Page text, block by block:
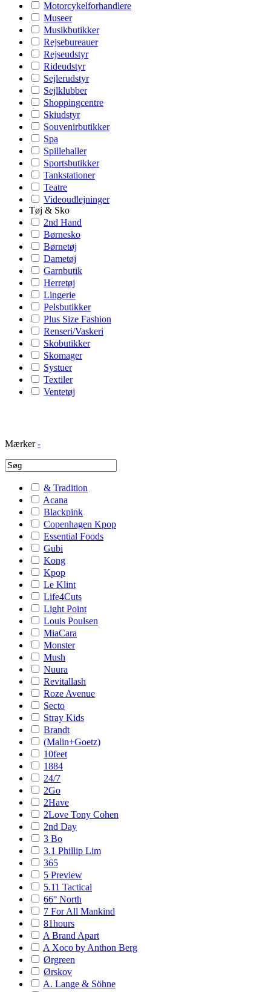
Motorcykelforhandlere
Museer
Musikbutikker
Rejsebureauer
Rejseudstyr
Rideudstyr
Sejlerudstyr
Sejlklubber
Shoppingcentre
Skiudstyr
Souvenirbutikker
Spa
Spillehaller
Sportsbutikker
Tankstationer
Teatre
Videoudlejninger
Tøj & Sko
2nd Hand
Børnesko
Børnetøj
Dametøj
Garnbutik
Herretøj
Lingerie
Pelsbutikker
Plus Size Fashion
Renseri/Vaskeri
Skobutikker
Skomager
Systuer
Textiler
Ventetøj
Mærker -
& Tradition
Acana
Blackpink
Copenhagen Kpop
Essential Foods
Gubi
Kong
Kpop
Le Klint
Life4Cuts
Light Point
Louis Poulsen
MiaCara
Monster
Mush
Nuura
Revitallash
Roze Avenue
Secto
Stray Kids
Brandt
(Malin+Goetz)
10feet
1884
24/7
2Go
2Have
2Love Tony Cohen
2nd Day
3 Bo
3.1 Phillip Lim
365
5 Preview
5.11 Tactical
66° North
7 For All Mankind
81hours
A Brand Apart
A Xoco by Anthon Berg
Ørgreen
Ørskov
A. Lange & Söhne